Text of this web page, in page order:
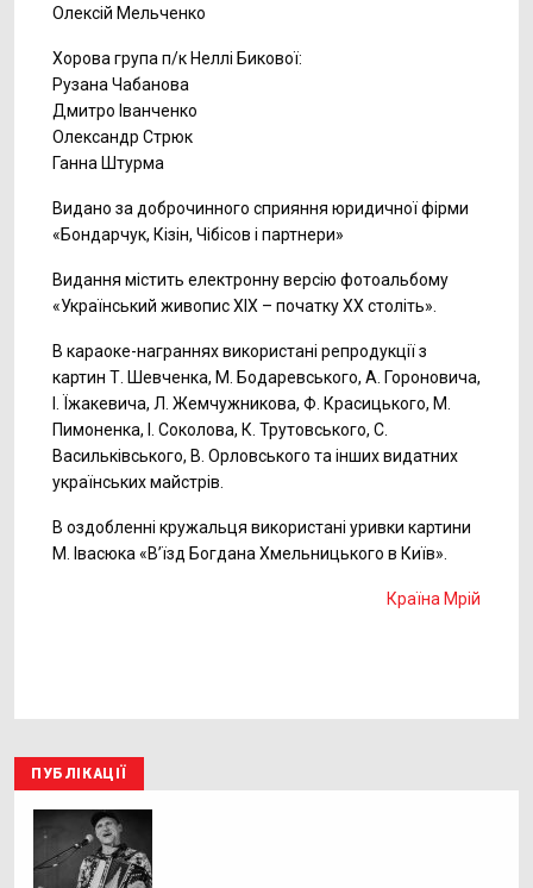
Олексій Мельченко
Хорова група п/к Неллі Бикової:
Рузана Чабанова
Дмитро Іванченко
Олександр Стрюк
Ганна Штурма
Видано за доброчинного сприяння юридичної фірми
«Бондарчук, Кізін, Чібісов і партнери»
Видання містить електронну версію фотоальбому
«Український живопис XIX – початку XX століть».
В караоке-награннях використані репродукції з
картин Т. Шевченка, М. Бодаревського, А. Гороновича,
І. Їжакевича, Л. Жемчужникова, Ф. Красицького, М.
Пимоненка, І. Соколова, К. Трутовського, С.
Васильківського, В. Орловського та інших видатних
українських майстрів.
В оздобленні кружальця використані уривки картини
М. Івасюка «В’їзд Богдана Хмельницького в Київ».
Країна Мрій
ПУБЛІКАЦІЇ